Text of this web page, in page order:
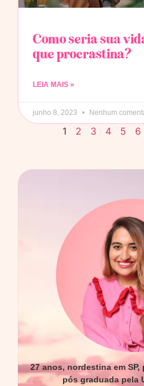
Como seria sua
que procrastina?
LEIA MAIS »
junho 8, 2023 Nenhum
1 2 3 4 5 6
27 anos, nordestina em
pós graduada pela